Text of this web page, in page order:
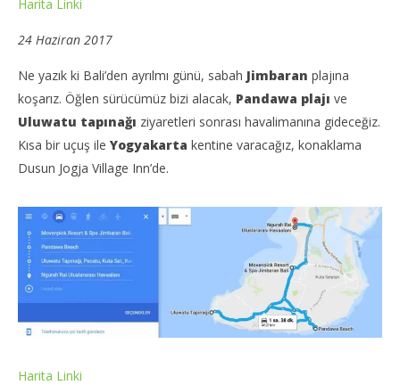
Harita Linki
24 Haziran 2017
Ne yazık ki Bali’den ayrılmı günü, sabah Jimbaran plajına
koşarız. Öğlen sürücümüz bizi alacak, Pandawa plajı ve
Uluwatu tapınağı ziyaretleri sonrası havalimanına gideceğiz.
Kısa bir uçuş ile Yogyakarta kentine varacağız, konaklama
Dusun Jogja Village Inn’de.
Harita Linki